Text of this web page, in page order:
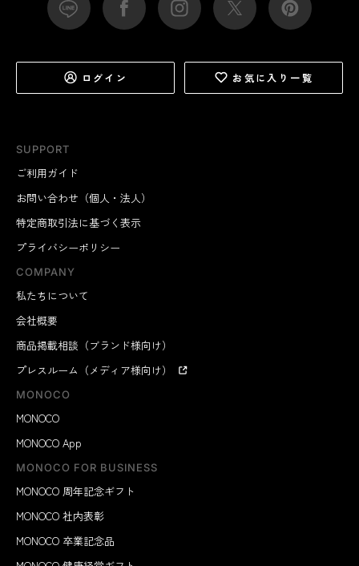
SUPPORT
ご利用ガイド
お問い合わせ（個人・法人）
特定商取引法に基づく表示
プライバシーポリシー
COMPANY
私たちについて
会社概要
商品掲載相談（ブランド様向け）
プレスルーム（メディア様向け）
MONOCO
MONOCO
MONOCO App
MONOCO FOR BUSINESS
MONOCO 周年記念ギフト
MONOCO 社内表彰
MONOCO 卒業記念品
ログイン お気に入り一覧